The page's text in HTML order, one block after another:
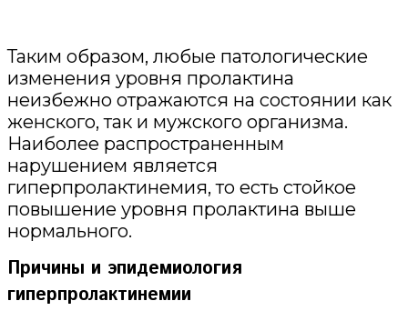
Таким образом, любые патологические
изменения уровня пролактина
неизбежно отражаются на состоянии как
женского, так и мужского организма.
Наиболее распространенным
нарушением является
гиперпролактинемия, то есть стойкое
повышение уровня пролактина выше
нормального.
Причины и эпидемиология
гиперпролактинемии